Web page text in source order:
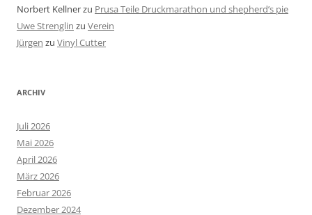
Norbert Kellnerzu Prusa Teile Druckmarathon und shepherd’s pie
Uwe Strenglin zu Verein
Jürgen zu Vinyl Cutter
ARCHIV
Juli 2026
Mai 2026
April 2026
März 2026
Februar 2026
Dezember 2024